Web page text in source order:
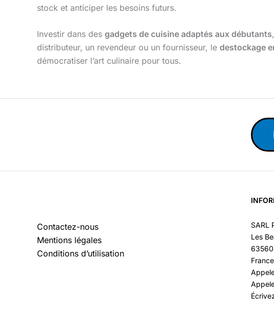
stock et anticiper les besoins futurs.
Investir dans des gadgets de cuisine adaptés aux débutants
distributeur, un revendeur ou un fournisseur, le destockage
démocratiser l’art culinaire pour tous.
Contactez-nous
Mentions légales
Conditions d’utilisation
SARL
Les
France